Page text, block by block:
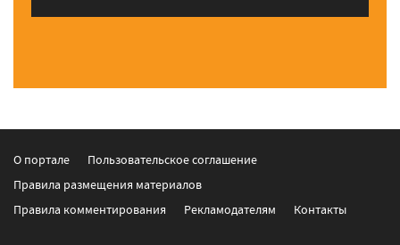
О портале
Пользовательское соглашение
Правила размещения материалов
Правила комментирования
Рекламодателям Контакты